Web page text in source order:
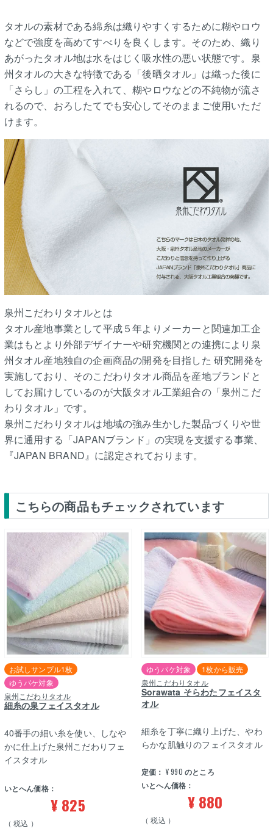
タオルの素材である綿糸は織りやすくするために糊やロウ
などで強度を高めてすべりを良くします。そのため、織り
あがったタオル地は水をはじく吸水性の悪い状態です。泉
州タオルの大きな特徴である「後晒タオル」は織った後に
「さらし」の工程を入れて、糊やロウなどの不純物が流さ
れるので、おろしたてでも安心してそのままご使用いただ
けます。
泉州こだわりタオルとは
タオル産地事業として平成５年よりメーカーと関連加工企
業はもとより外部デザイナーや研究機関との連携により泉
州タオル産地独自の企画商品の開発を目指した 研究開発を
実施しており、そのこだわりタオル商品を産地ブランドと
してお届けしているのが大阪タオル工業組合の「泉州こだ
わりタオル」です。
泉州こだわりタオルは地域の強み生かした製品づくりや世
界に通用する「JAPANブランド」の実現を支援する事業、
『JAPAN BRAND』に認定されております。
こちらの商品もチェックされています
泉州こだわりタオル
細糸の泉フェイスタオル
お試しサンプル1枚
ゆうパケ対象
いとへん価格：
¥825
税込
40番手の細い糸を使い、しなや
かに仕上げた泉州こだわりフェ
イスタオル
泉州こだわりタオル
Sorawata そらわたフェイスタ
オル
ゆうパケ対象 1枚から販売
定価： ¥990 のところ
いとへん価格：
¥880
税込
細糸を丁寧に織り上げた、やわ
らかな肌触りのフェイスタオル